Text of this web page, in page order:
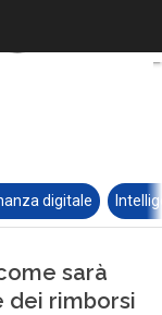
digitale
sarà
dei rimborsi